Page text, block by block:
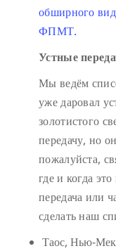
обширного
ФПМТ.
Устные
Мы ведём
уже даровал
золотистого
передачу, но
пожалуйста,
где и когда
передача или
сделать наш
Таос, Нью-